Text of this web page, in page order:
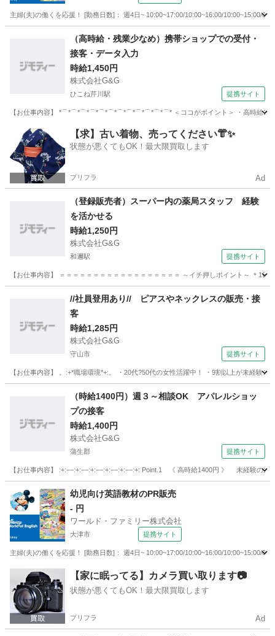
主婦(夫)の働くを応援！ [勤務日数]： 週4日~ 10:00~17:00/10:00~16:00/10:00~15:00/
営業
（高時給・残業少なめ）携帯ショップでの受付・
接客・データ入力
時給1,450円
株式会社G&G
ひこね芹川駅 提携サイト
【お仕事内容】 *⌒*⌒*⌒*⌒*⌒*⌒*⌒*⌒*⌒*⌒*⌒*⌒* ＜ココがポイント＞ ・高時給1450円
滋賀 彦根市 ひこね芹川駅 その他
【求】古い着物、売ってください👘✨
状態が悪くてもOK！最大限買取します
プリフラ Ad
（登録販売者）スーパー内の薬局スタッフ 経験
を活かせる
時給1,250円
株式会社G&G
和邇駅 提携サイト
【お仕事内容】 ＝＝＝＝＝＝＝＝＝＝＝＝＝＝＝＝＝＝ ～イチ押しポイント～ ＊
和邇駅 その他
//社員登用あり// ピアスやネックレスの販売・接
客
時給1,285円
株式会社G&G
守山市 提携サイト
【お仕事内容】 。:+*職場環境*+:。 ・20代?50代の女性活躍中！ ・9割以上が未経験
その他
（時給1400円）週３～相談OK アパレルショッ
プの接客
時給1,400円
株式会社G&G
蒲生郡 提携サイト
【お仕事内容】 :+:−−:+:−−:+:−−:+:−−:+:−−:+: Point.1 《 高時給1400円 》 未経験
滋賀 蒲生郡 その他
幼児向け英語教材のPR販売
- 円
ワールド・ファミリー株式会社
大津市 提携サイト
主婦(夫)の働くを応援！ [勤務日数]： 週4日~ 10:00~17:00/10:00~16:00/10:00~15:00/
大津市 営業
【家に眠ってる】カメラ買い取ります📷
状態が悪くてもOK！最大限買取します
プリフラ Ad